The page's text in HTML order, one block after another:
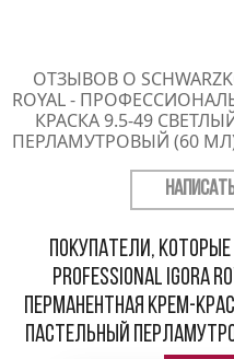
ОТЗЫВОВ О
ROYAL -
КРАСКА 9.5-49
ПЕРЛАМУТРОВЫЙ (60
Покупатели,
Professional Igora
перманентная крем-
пастельный